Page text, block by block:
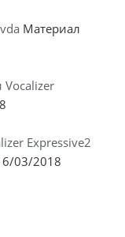
Материал
Vocalizer
Expressive2
03/2018